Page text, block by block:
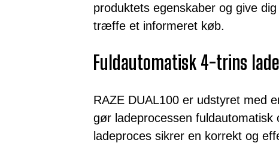
produktets egenskaber og give
træffe et informeret køb.
Fuldautomatisk 4-trins
RAZE DUAL100 er udstyret med
gør ladeprocessen fuldautomatisk
ladeproces sikrer en korrekt og